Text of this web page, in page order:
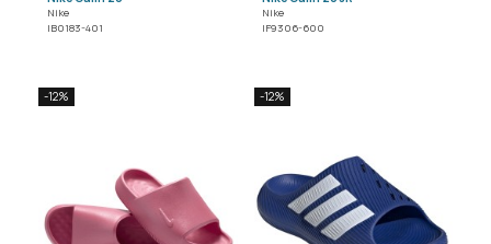
Nike
IB0183-401
Nike
IF9306-600
-12% -12%